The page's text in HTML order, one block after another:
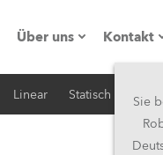
Über uns
Firmenprofil
Made in the EU
Kontakt
Sie
Linear Statisch iSerie